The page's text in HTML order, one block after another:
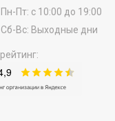
Пн-Пт: с 10:00 до 19:00
Сб-Вс: Выходные дни